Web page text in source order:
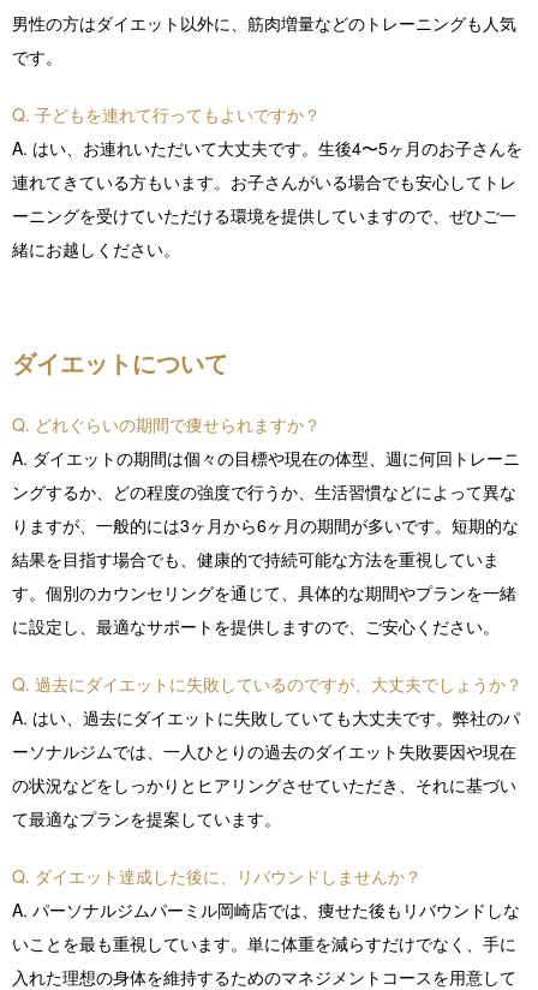
男性の方はダイエット以外に、筋肉増量などのトレーニングも人気
です。
Q. 子どもを連れて行ってもよいですか？
A. はい、お連れいただいて大丈夫です。生後4〜5ヶ月のお子さんを
連れてきている方もいます。お子さんがいる場合でも安心してトレ
ーニングを受けていただける環境を提供していますので、ぜひご一
緒にお越しください。
ダイエットについて
Q. どれぐらいの期間で痩せられますか？
A. ダイエットの期間は個々の目標や現在の体型、週に何回トレーニ
ングするか、どの程度の強度で行うか、生活習慣などによって異な
りますが、一般的には3ヶ月から6ヶ月の期間が多いです。短期的な
結果を目指す場合でも、健康的で持続可能な方法を重視していま
す。個別のカウンセリングを通じて、具体的な期間やプランを一緒
に設定し、最適なサポートを提供しますので、ご安心ください。
Q. 過去にダイエットに失敗しているのですが、大丈夫でしょうか？
A. はい、過去にダイエットに失敗していても大丈夫です。弊社のパ
ーソナルジムでは、一人ひとりの過去のダイエット失敗要因や現在
の状況などをしっかりとヒアリングさせていただき、それに基づい
て最適なプランを提案しています。
Q. ダイエット達成した後に、リバウンドしませんか？
A. パーソナルジムパーミル岡崎店では、痩せた後もリバウンドしな
いことを最も重視しています。単に体重を減らすだけでなく、手に
入れた理想の身体を維持するためのマネジメントコースを用意して